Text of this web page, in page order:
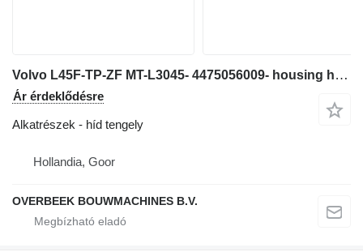
Volvo L45F-TP-ZF MT-L3045- 4475056009- housing híd tengely
Ár érdeklődésre
Alkatrészek - híd tengely
Hollandia, Goor
OVERBEEK BOUWMACHINES B.V.